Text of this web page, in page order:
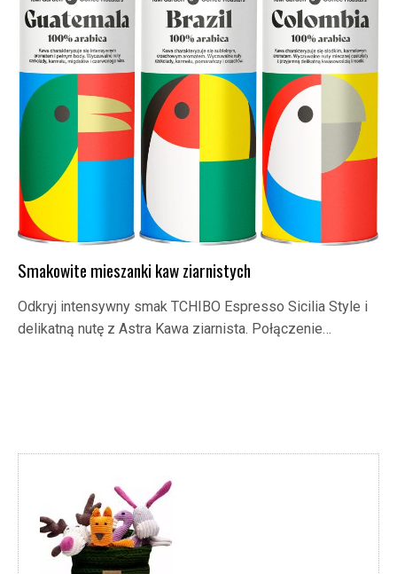
Smakowite mieszanki kaw ziarnistych
Odkryj intensywny smak TCHIBO Espresso Sicilia Style i
delikatną nutę z Astra Kawa ziarnista. Połączenie…